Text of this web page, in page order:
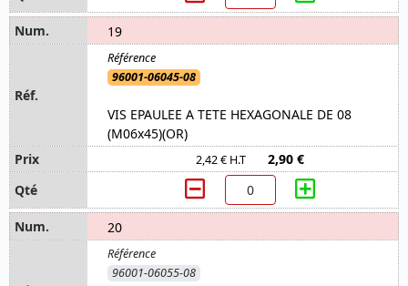
19
96001-06045-08
VIS EPAULEE A TETE HEXAGONALE DE 08
(M06x45)(OR)
2,42 € H.T 2,90 €
20
96001-06055-08